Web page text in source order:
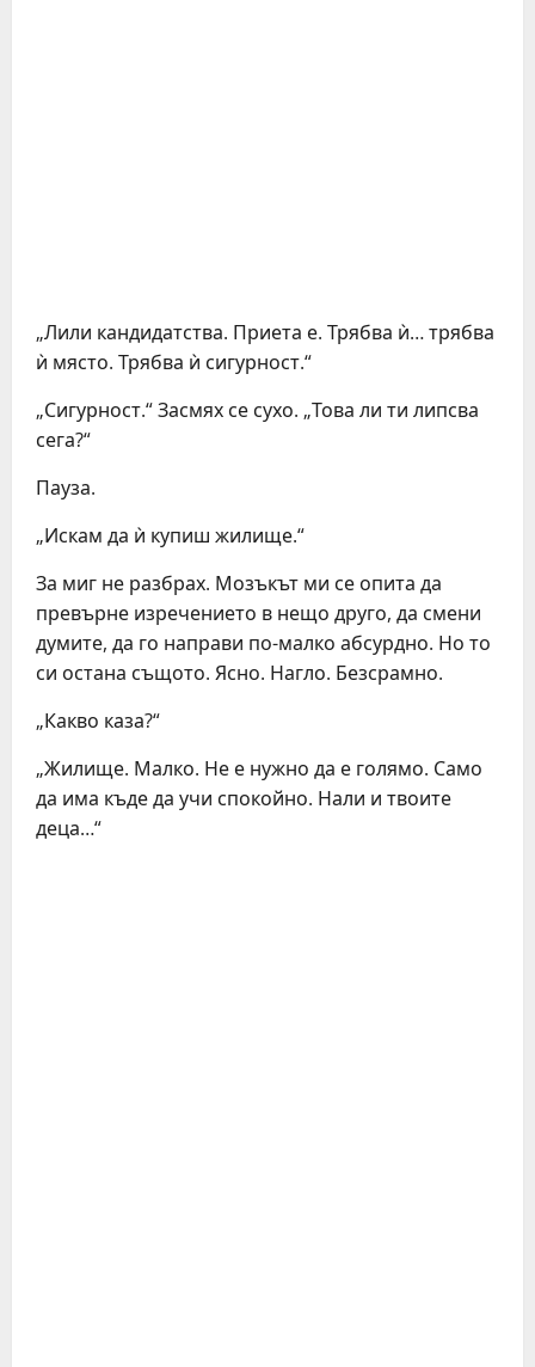
„Лили кандидатства. Приета е. Трябва ѝ… трябва
ѝ място. Трябва ѝ сигурност.“
„Сигурност.“ Засмях се сухо. „Това ли ти липсва
сега?“
Пауза.
„Искам да ѝ купиш жилище.“
За миг не разбрах. Мозъкът ми се опита да
превърне изречението в нещо друго, да смени
думите, да го направи по-малко абсурдно. Но то
си остана същото. Ясно. Нагло. Безсрамно.
„Какво каза?“
„Жилище. Малко. Не е нужно да е голямо. Само
да има къде да учи спокойно. Нали и твоите
деца…“